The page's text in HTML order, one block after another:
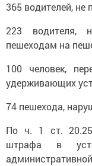
365 водителей, не
223 водителя,
пешеходам на
100 человек,
удерживающих
74 пешехода,
По ч. 1 ст. 20.25
штрафа в